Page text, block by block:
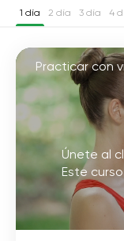
1 día 2 día 3 día 4
Practicar con
Únete al
Este